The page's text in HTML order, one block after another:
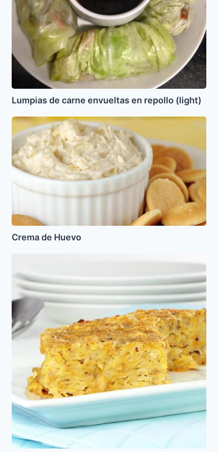
Lumpias de carne envueltas en repollo (light)
Crema
de
Huevo
Crema de Huevo
de
Batata
Manzana